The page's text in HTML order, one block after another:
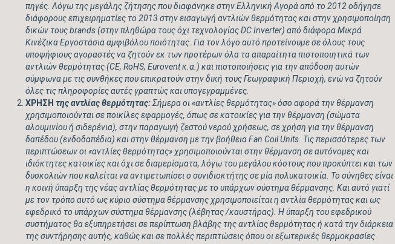
πηγές. Λόγω της μεγάλης ζήτησης που διαφάνηκε στην Ελληνική Αγορά από το 2012 οδήγησε
διάφορους επιχειρηματίες το 2013 στην εισαγωγή αντλιών θερμότητας και στην χρησιμοποίηση
δικών τουςbrands(στην πληθώρα τους όχι τεχνολογίαςDC Inverter) από διάφορα Μικρά
Κινέζικα Εργοστάσια αμφιβόλου ποιότητας. Για τον λόγο αυτό προτείνουμε σε όλους τους
υποψήφιους αγοραστές να ζητούν εκ των προτέρων όλα τα απαραίτητα πιστοποιητικά των
αντλιών θερμότητας (CE, RoHS, Euroventκ.α.) και πιστοποιήσεις για την απόδοση αυτών
σύμφωνα με τις συνθήκες που επικρατούν στην δική τους Γεωγραφική Περιοχή, ενώ να ζητούν
όλες τις πληροφορίες αυτές γραπτώς και υπογεγραμμένες.
ΧΡΗΣΗ της αντλίας θερμότητας:Σήμερα οι «αντλίες θερμότητας» όσο αφορά την θέρμανση
χρησιμοποιούνται σε ποικίλες εφαρμογές, όπως σε κατοικίες για την θέρμανση (σώματα
αλουμινίου ή σιδερένια), στην παραγωγή ζεστού νερού χρήσεως, σε χρήση για την θέρμανση
δαπέδου (ενδοδαπέδια) και στην θέρμανση με την βοήθειαFan Coil Units . Τις περισσότερες των
περιπτώσεων οι «αντλίες θερμότητας» χρησιμοποιούνται στην θέρμανση σε αυτόνομες και
ιδιόκτητες κατοικίες και όχι σε διαμερίσματα, λόγω του μεγάλου κόστους που προκύπτει και των
δυσκολιών που καλείται να αντιμετωπίσει ο συνιδιοκτήτης σε μία πολυκατοικία. Το σύνηθες είναι
η κοινή ύπαρξη της νέας αντλίας θερμότητας με το υπάρχων σύστημα θέρμανσης. Και αυτό γιατί
με τον τρόπο αυτό ως κύριο σύστημα θέρμανσης χρησιμοποιείται η αντλία θερμότητας και ως
εφεδρικό το υπάρχων σύστημα θέρμανσης (λέβητας /καυστήρας). Η ύπαρξη του εφεδρικού
συστήματος θα εξυπηρετήσει σε περίπτωση βλάβης της αντλίας θερμότητας ή κατά την διάρκεια
της συντήρησης αυτής, καθώς και σε πολλές περιπτώσεις όπου οι εξωτερικές θερμοκρασίες